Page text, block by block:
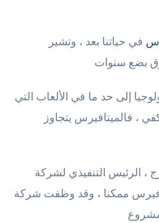
في حياتنا بعد ، وتشير
إلى حد ما في الألعاب التي
، فالميتافيرس يتجاوز